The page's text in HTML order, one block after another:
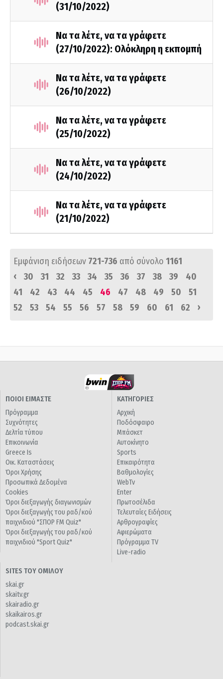
(31/10/2022)
Να τα λέτε, να τα γράφετε
(27/10/2022): Ολόκληρη η εκπομπή
Να τα λέτε, να τα γράφετε
(26/10/2022)
Να τα λέτε, να τα γράφετε
(25/10/2022)
Να τα λέτε, να τα γράφετε
(24/10/2022)
Να τα λέτε, να τα γράφετε
(21/10/2022)
Εμφάνιση ειδήσεων 721-736 από σύνολο 1161
‹
30 31 32 33 34 35 36 37 38 39
40
41
42 43 44 45 46 47 48 49 50
51
52
53 54 55 56 57 58 59 60 61 62 ›
ΠΟΙΟΙ ΕΙΜΑΣΤΕ
Πρόγραμμα
Συχνότητες
Δελτία τύπου
Επικοινωνία
Greece Is
Οικ. Καταστάσεις
Όροι Χρήσης
Προσωπικά Δεδομένα
Cookies
Όροι διεξαγωγής διαγωνισμών
Όροι διεξαγωγής του ραδ/κού
παιχνιδιού "ΣΠΟΡ FM Quiz"
Όροι διεξαγωγής του ραδ/κού
παιχνιδιού "Sport Quiz"
ΚΑΤΗΓΟΡΙΕΣ
Αρχική
Ποδόσφαιρο
Μπάσκετ
Αυτοκίνητο
Sports
Επικαιρότητα
Βαθμολογίες
WebTv
Enter
Πρωτοσέλιδα
Τελευταίες Ειδήσεις
Αρθρογραφίες
Αφιερώματα
Πρόγραμμα TV
Live-radio
SITES ΤΟΥ ΟΜΙΛΟΥ
skai.gr
skaitv.gr
skairadio.gr
skaikairos.gr
podcast.skai.gr